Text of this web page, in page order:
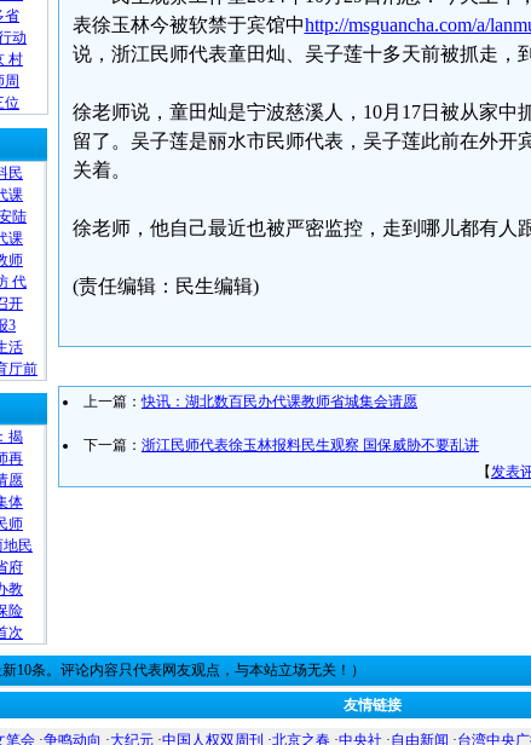
省
动
村
周
位
民
课
陆
课
师
代
开
3
活
厅前
揭
再
愿
体
师
民
府
教
险
次
表徐玉林今被软禁于宾馆中http://msguancha.com/a/
说，浙江民师代表童田灿、吴子莲十多天前被抓走，
徐老师说，童田灿是宁波慈溪人，10月17日被从家
留了。吴子莲是丽水市民师代表，吴子莲此前在外开
关着。
徐老师，他自己最近也被严密监控，走到哪儿都有人跟
(责任编辑：民生编辑)
上一篇：快讯：湖北数百民办代课教师省城集会请愿
下一篇： 浙江民师代表徐玉林报料民生观察 国保威胁不要乱讲
【发表
新10条。评论内容只代表网友观点，与本站立场无关！）
友情链接
笔会 ·争鸣动向 ·大纪元 ·中国人权双周刊 ·北京之春 ·中央社 ·自由新闻 ·台湾中央